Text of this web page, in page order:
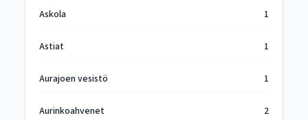
Askola 1
Astiat 1
Aurajoen vesistö 1
Aurinkoahvenet 2